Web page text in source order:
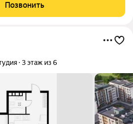
современных
Позвонить
3 этаж из 6